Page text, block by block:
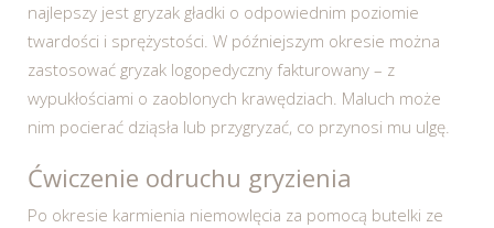
najlepszy jest gryzak gładki o odpowiednim poziomie
twardości i sprężystości. W późniejszym okresie można
zastosować gryzak logopedyczny fakturowany – z
wypukłościami o zaoblonych krawędziach. Maluch może
nim pocierać dziąsła lub przygryzać, co przynosi mu ulgę.
Ćwiczenie odruchu gryzienia
Po okresie karmienia niemowlęcia za pomocą butelki ze